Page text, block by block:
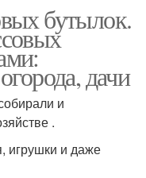
бутылок.
дачи
и
.
игрушки и даже